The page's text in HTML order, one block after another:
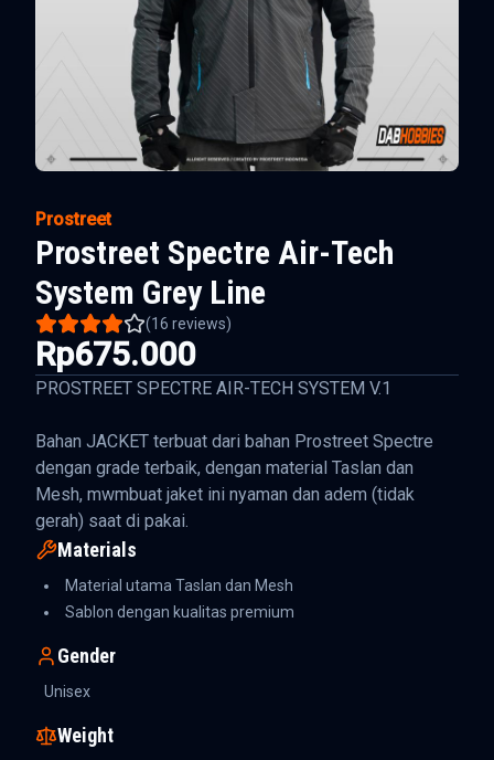
Prostreet
Prostreet Spectre Air-Tech
System Grey Line
(16 reviews)
Rp675.000
PROSTREET SPECTRE AIR-TECH SYSTEM V.1
Bahan JACKET terbuat dari bahan Prostreet Spectre
dengan grade terbaik, dengan material Taslan dan
Mesh, mwmbuat jaket ini nyaman dan adem (tidak
gerah) saat di pakai.
Materials
Material utama Taslan dan Mesh
Sablon dengan kualitas premium
Gender
Unisex
Weight